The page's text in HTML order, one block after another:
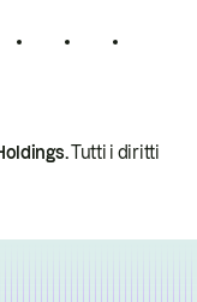
Tutti i diritti